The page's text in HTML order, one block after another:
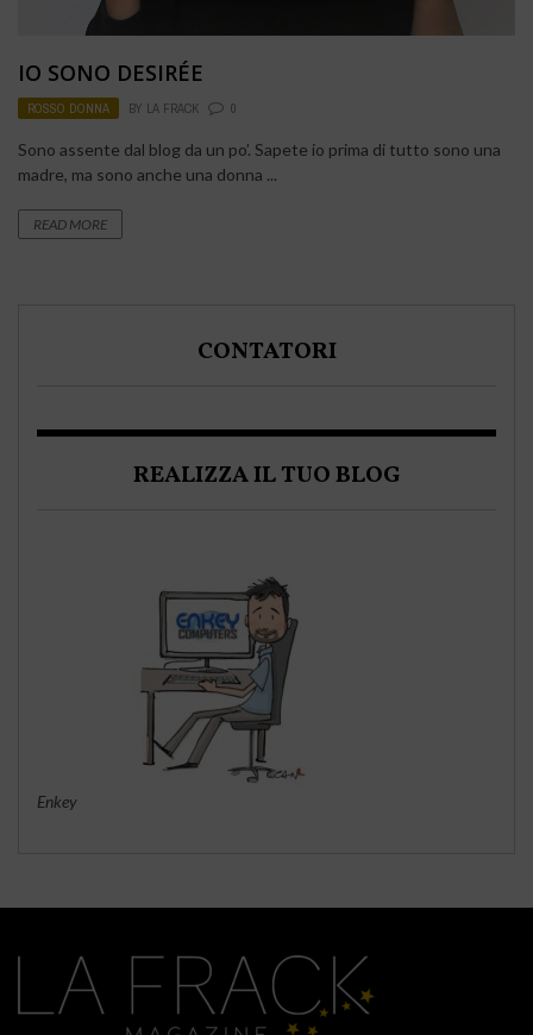
IO SONO DESIRÉE
ROSSO DONNA BY LA FRACK 0
Sono assente dal blog da un po’. Sapete io prima di tutto sono una
madre, ma sono anche una donna ...
READ MORE
CONTATORI
REALIZZA IL TUO BLOG
Enkey